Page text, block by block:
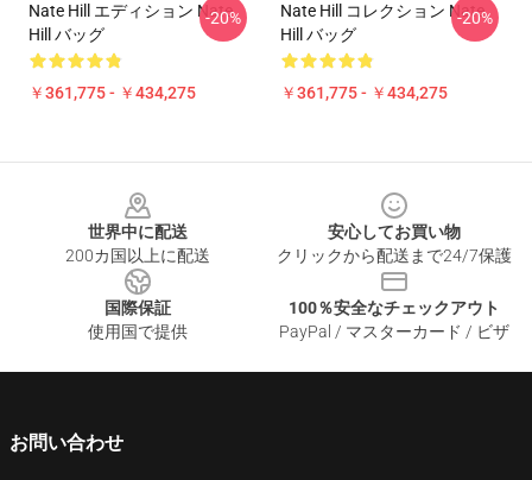
Nate Hill エディション Nate
Hill バッグ
￥361,775 - ￥434,275
-20%
Nate Hill コレクション Nate
Hill バッグ
￥361,775 - ￥434,275
-20%
世界中に配送
200カ国以上に配送
安心してお買い物
クリックから配送まで24/7保護
国際保証
使用国で提供
100％安全なチェックアウト
PayPal / マスターカード / ビザ
お問い合わせ